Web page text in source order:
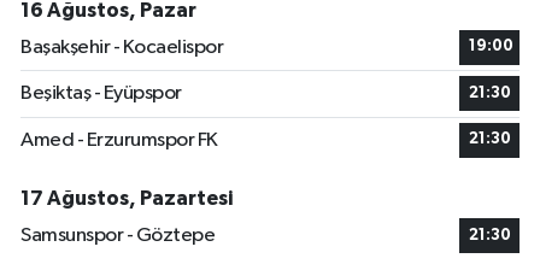
16 Ağustos, Pazar
Başakşehir - Kocaelispor
19:00
Beşiktaş - Eyüpspor 21:30
Amed - Erzurumspor FK 21:30
17 Ağustos, Pazartesi
Samsunspor - Göztepe
21:30